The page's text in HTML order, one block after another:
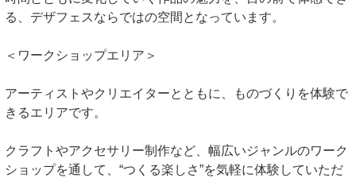
る、デザフェスならではの空間となっています。
＜ワークショップエリア＞
アーティストやクリエイターとともに、ものづくりを体験で
きるエリアです。
クラフトやアクセサリー制作など、幅広いジャンルのワーク
ショップを通して、“つくる楽しさ”を気軽に体験していただ